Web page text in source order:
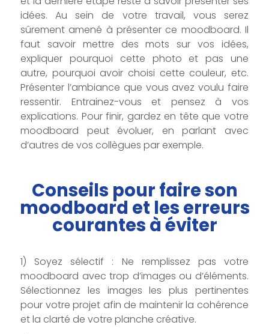
idées. Au sein de votre travail, vous serez
sûrement amené à présenter ce moodboard. Il
faut savoir mettre des mots sur vos idées,
expliquer pourquoi cette photo et pas une
autre, pourquoi avoir choisi cette couleur, etc.
Présenter l’ambiance que vous avez voulu faire
ressentir. Entrainez-vous et pensez à vos
explications. Pour finir, gardez en tête que votre
moodboard peut évoluer, en parlant avec
d’autres de vos collègues par exemple.
Conseils pour faire son
moodboard et les erreurs
courantes à éviter
1) Soyez sélectif : Ne remplissez pas votre
moodboard avec trop d’images ou d’éléments.
Sélectionnez les images les plus pertinentes
pour votre projet afin de maintenir la cohérence
et la clarté de votre planche créative.